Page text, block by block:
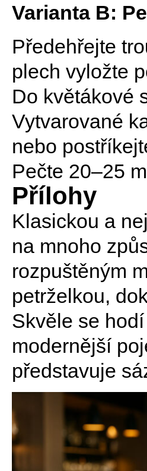
Varianta B:
Předehřejte
plech vyložte
Do květákové
Vytvarované
nebo
Pečte 20–25
Přílohy
Klasickou a
na mnoho
rozpuštěným
petrželkou,
Skvěle se
modernější
představuje